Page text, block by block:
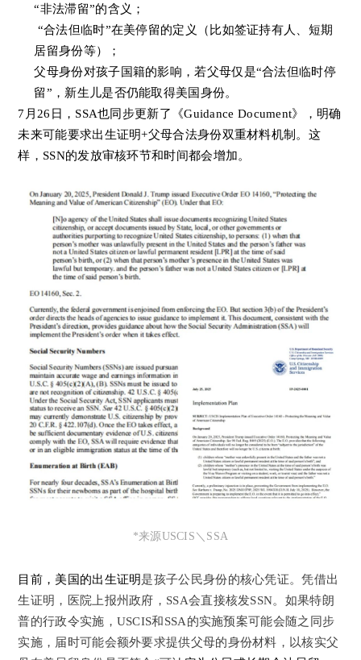
“非法滞留”的含义；
“合法但临时”在美停留的定义（比如签证持有人、短期
居留身份等）；
父母身份对孩子国籍的影响 ，若父母仅是“合法但临时停
留”，新生儿是否仍能取得美国身份。
7月26日，SSA也同步更新了《Guidance Document》，明确
未来可能要求出生证明+父母合法身份双重材料机制。这
样，SSN的发放审核环节和时间都会增加。
*来源USCIS＼SSA
目前，美国的出生证明是孩子公民身份的核心凭证。凭借出
生证明，医院上报州政府，SSA会直接核发SSN。 如果特朗
普的行政令实施， USCIS和SSA的实施预案可能会随之同步
实施 ，届时可能会额外要求提供父母的身份材料，以核实父